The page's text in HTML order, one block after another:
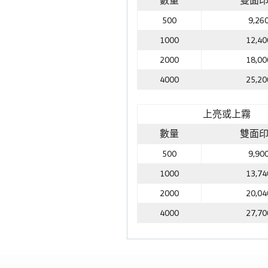
500
1000
2000
4000
上亮或上霧
數量
雙面
500
1000
2000
4000